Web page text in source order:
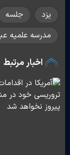
یزد جلسه
مدرسه علمیه
اخبار مرتبط